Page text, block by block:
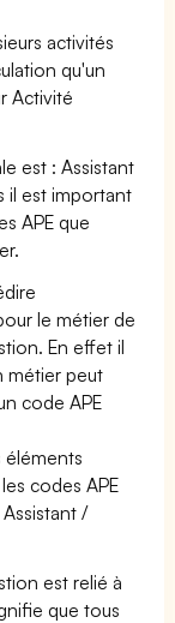
activités
qu'un
Activité
est : Assistant
il est important
APE que
le métier de
En effet il
métier peut
code APE
éléments
codes APE
/
est relié à
que tous